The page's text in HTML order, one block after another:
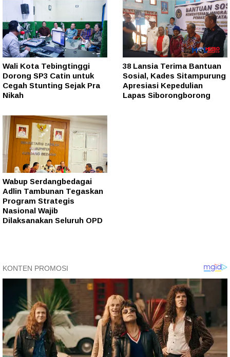
Wali Kota Tebingtinggi
Dorong SP3 Catin untuk
Cegah Stunting Sejak Pra
Nikah
38 Lansia Terima Bantuan
Sosial, Kades Sitampurung
Apresiasi Kepedulian
Lapas Siborongborong
Wabup Serdangbedagai
Adlin Tambunan Tegaskan
Program Strategis
Nasional Wajib
Dilaksanakan Seluruh OPD